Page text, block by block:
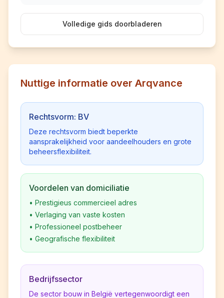
Volledige gids doorbladeren
Nuttige informatie over Arqvance
Rechtsvorm: BV
Deze rechtsvorm biedt beperkte
aansprakelijkheid voor aandeelhouders en grote
beheersflexibiliteit.
Voordelen van domiciliatie
• Prestigieus commercieel adres
• Verlaging van vaste kosten
• Professioneel postbeheer
• Geografische flexibiliteit
Bedrijfssector
De sector bouw in België vertegenwoordigt een